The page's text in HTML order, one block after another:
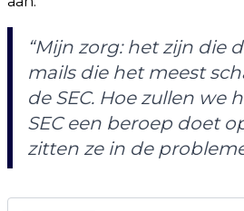
“Mijn zorg: het zijn die
mails die het meest
de SEC. Hoe zullen we
SEC een beroep doet
zitten ze in de